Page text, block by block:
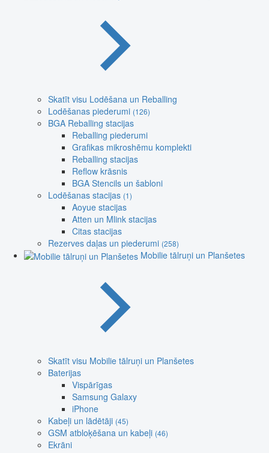
Skatīt visu Lodēšana un Reballing
Lodēšanas piederumi (126)
BGA Reballing stacijas
Reballing piederumi
Grafikas mikroshēmu komplekti
Reballing stacijas
Reflow krāsnis
BGA Stencils un šabloni
Lodēšanas stacijas (1)
Aoyue stacijas
Atten un Mlink stacijas
Citas stacijas
Rezerves daļas un piederumi (258)
Mobilie tālruņi un Planšetes
Skatīt visu Mobilie tālruņi un Planšetes
Baterijas
Vispārīgas
Samsung Galaxy
iPhone
Kabeļi un lādētāji (45)
GSM atbloķēšana un kabeļi (46)
Ekrāni